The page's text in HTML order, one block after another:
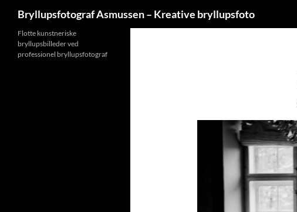
Bryllupsfotograf Asmussen – Kreative bryllupsfoto
Flotte kunstneriske
bryllupsbilleder ved
professionel bryllupsfotograf